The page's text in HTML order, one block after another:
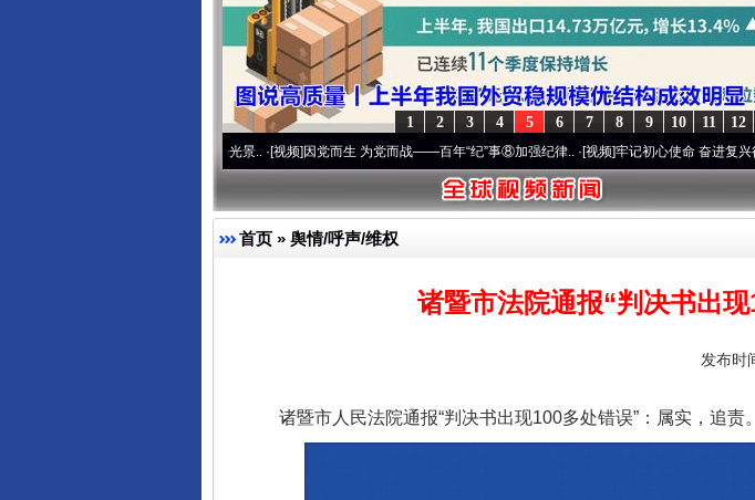
12
11
10
9
8
7
6
5
4
3
2
1
·[视频]因党而生 为党而战——百年“纪”事⑧加强纪律..·[视频]牢记初心使命 奋进复兴征程丨“转
首页 » 舆情/呼声/维权
诸暨市法院通报“判决书出
发布时
诸暨市人民法院通报“判决书出现100多处错误”：属实，追责